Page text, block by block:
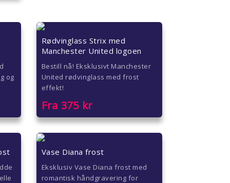
og
Rødvinglass Strix med
Manchester United logoen
Bestill nå! Eksklusivt Manchester
United rødvinglass med frost
effekt!
Fra 375kr
Vase Diana frost
Eksklusiv Vase Diana frost med
romantisk håndgravering for